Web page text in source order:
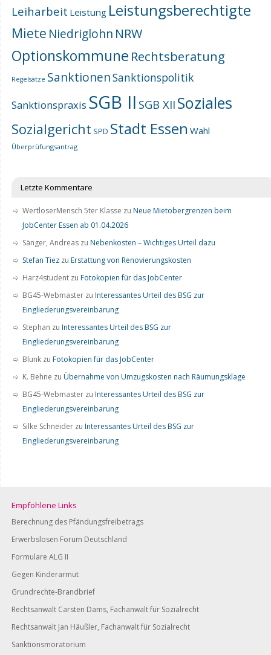
Leiharbeit Leistung Leistungsberechtigte
Miete Niedriglohn NRW
Optionskommune Rechtsberatung
Regelsätze SanktionenSanktionspolitik
Sanktionspraxis SGB II SGB XII Soziales
Sozialgericht SPD Stadt Essen Wahl
Überprüfungsantrag
Letzte Kommentare
WertloserMensch 5ter Klasse zu Neue Mietobergrenzen beim
JobCenter Essen ab 01.04.2026
Sänger, Andreas zu Nebenkosten – Wichtiges Urteil dazu
Stefan Tiez zu Erstattung von Renovierungskosten
Harz4student zu Fotokopien für das JobCenter
BG45-Webmaster zu Interessantes Urteil des BSG zur
Eingliederungsvereinbarung
Stephan zu Interessantes Urteil des BSG zur
Eingliederungsvereinbarung
Blunk zu Fotokopien für das JobCenter
K. Behne zu Übernahme von Umzugskosten nach Räumungsklage
BG45-Webmaster zu Interessantes Urteil des BSG zur
Eingliederungsvereinbarung
Silke Schneider zu Interessantes Urteil des BSG zur
Eingliederungsvereinbarung
Empfohlene Links
Berechnung des Pfändungsfreibetrags
Erwerbslosen Forum Deutschland
Formulare ALG II
Gegen Kinderarmut
Grundrechte-Brandbrief
Rechtsanwalt Carsten Dams, Fachanwalt für Sozialrecht
Rechtsanwalt Jan Häußler, Fachanwalt für Sozialrecht
Sanktionsmoratorium